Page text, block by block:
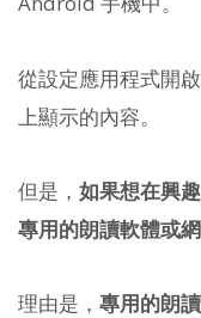
從設定應用程式開
上顯示的內容。
但是， 如果想在興
專用的朗讀軟體或網
理由是， 專用的朗